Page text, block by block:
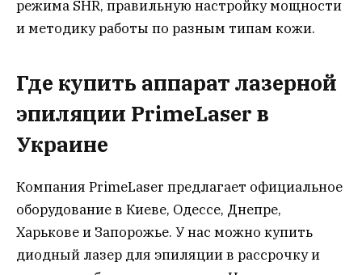
режима SHR, правильную настройку мощности
и методику работы по разным типам кожи.
Где купить аппарат лазерной
эпиляции PrimeLaser в
Украине
Компания PrimeLaser предлагает официальное
оборудование в Киеве, Одессе, Днепре,
Харькове и Запорожье. У нас можно купить
диодный лазер для эпиляции в рассрочку и